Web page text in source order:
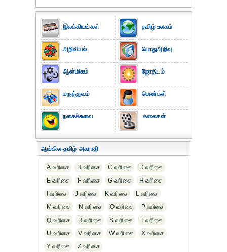
இலக்கியங்கள்
அறிவியல்
ஆன்மிகம்
மருத்துவம்
நகைச்சுவை
தமிழ் உலகம்
பொதுஅறிவு
ஜோதிடம்
பெண்கள்
கலைகள்
ஆங்கில-தமிழ் அகராதி
A வரிசை B வரிசை C வரிசை
D வரிசை
E வரிசை
F வரிசை G வரிசை
H வரிசை
I வரிசை
J வரிசை K வரிசை
L வரிசை
M வரிசை
N வரிசை O வரிசை
P வரிசை
Q வரிசை
R வரிசை S வரிசை
T வரிசை
U வரிசை
V வரிசை W வரிசை
X வரிசை
Y வரிசை
Z வரிசை